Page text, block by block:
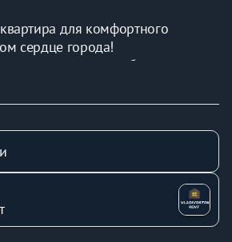
для комфортного
сердце города!
создаст незабываемую
до центра города по
🎭 – насладитесь культурными
"Черемушки" и "Калина Молл".